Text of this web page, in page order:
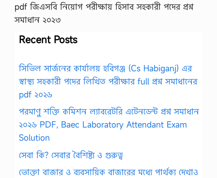
pdf জিএসবি নিয়োগ পরীক্ষায় হিসাব সহকারী পদের প্রশ্ন
সমাধান ২০২৩
Recent Posts
সিভিল সার্জনের কার্যালয় হবিগঞ্জ (Cs Habiganj) এর
স্বাস্থ্য সহকারী পদের লিখিত পরীক্ষার full প্রশ্ন সমাধানের
pdf ২০২৬
পরমাণু শক্তি কমিশন ল্যাবরেটরি এটেনডেন্ট প্রশ্ন সমাধান
২০২৬ PDF, Baec Laboratory Attendant Exam
Solution
সেবা কি? সেবার বৈশিষ্ট্য ও গুরুত্ব
ভোক্তা বাজার ও ব্যবসায়িক বাজারের মধ্যে পার্থক্য দেখাও